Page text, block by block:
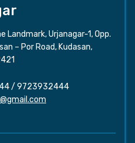
Landmark, Urjanagar-1, Opp.
– Por Road, Kudasan,
/ 9723932444